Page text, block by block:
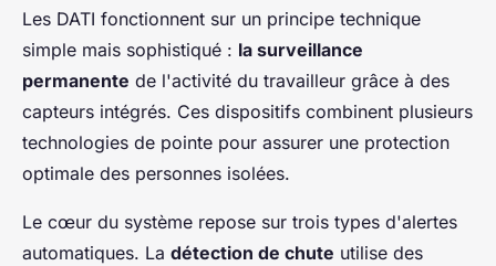
Les DATI fonctionnent sur un principe technique
simple mais sophistiqué : la surveillance
permanente de l'activité du travailleur grâce à des
capteurs intégrés. Ces dispositifs combinent plusieurs
technologies de pointe pour assurer une protection
optimale des personnes isolées.
Le cœur du système repose sur trois types d'alertes
automatiques. La détection de chute utilise des